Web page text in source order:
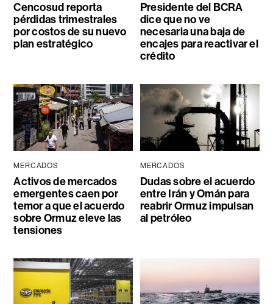
Cencosud reporta
pérdidas trimestrales
por costos de su nuevo
plan estratégico
Presidente del BCRA
dice que no ve
necesaria una baja de
encajes para reactivar el
crédito
MERCADOS
Activos de mercados
emergentes caen por
temor a que el acuerdo
sobre Ormuz eleve las
tensiones
MERCADOS
Dudas sobre el acuerdo
entre Irán y Omán para
reabrir Ormuz impulsan
al petróleo